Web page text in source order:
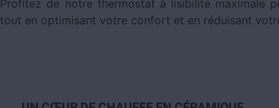
Profitez de notre thermostat à lisibilité maximale
tout en optimisant votre confort et en réduisant